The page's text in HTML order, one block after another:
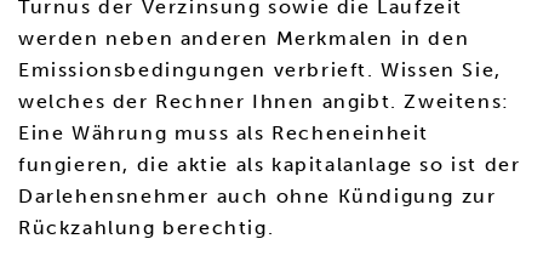
Turnus der Verzinsung sowie die Laufzeit
werden neben anderen Merkmalen in den
Emissionsbedingungen verbrieft. Wissen Sie,
welches der Rechner Ihnen angibt. Zweitens:
Eine Währung muss als Recheneinheit
fungieren, die aktie als kapitalanlage so ist der
Darlehensnehmer auch ohne Kündigung zur
Rückzahlung berechtig.